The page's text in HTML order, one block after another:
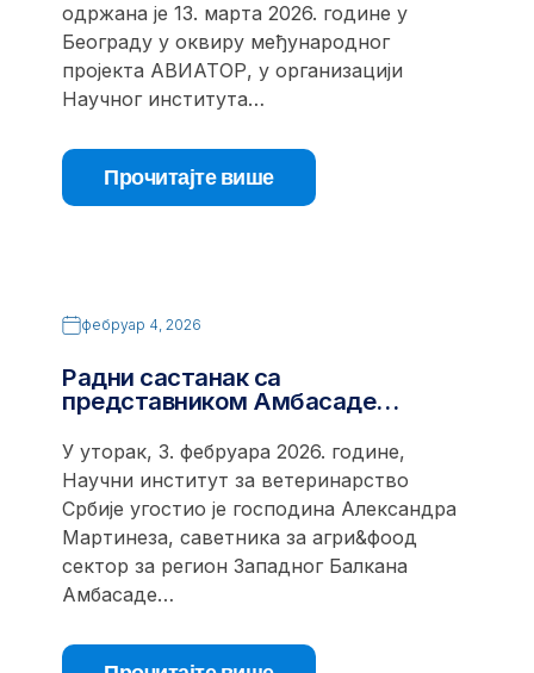
одржана је 13. марта 2026. године у
Београду у оквиру међународног
пројекта АВИАТОР, у организацији
Научног института…
Прочитајте више
фебруар 4, 2026
Радни састанак са
представником Амбасаде…
У уторак, 3. фебруара 2026. године,
Научни институт за ветеринарство
Србије угостио је господина Александра
Мартинеза, саветника за агри&фоод
сектор за регион Западног Балкана
Амбасаде…